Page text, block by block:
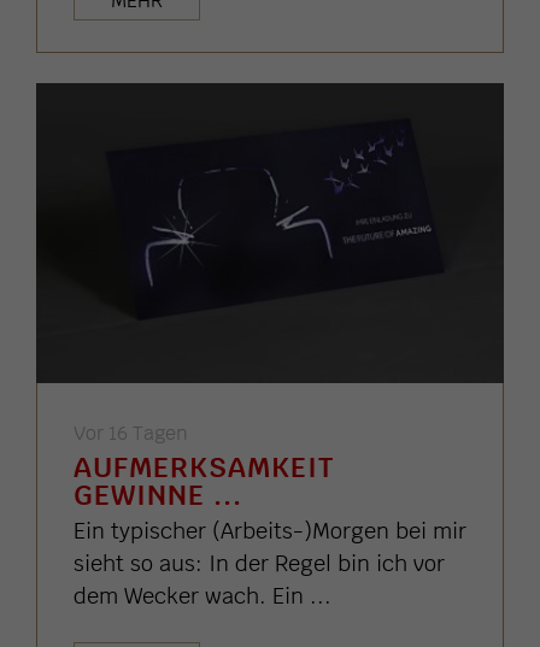
Vor 16 Tagen
AUFMERKSAMKEIT
GEWINNE ...
Ein typischer (Arbeits-)Morgen bei mir
sieht so aus: In der Regel bin ich vor
dem Wecker wach. Ein ...